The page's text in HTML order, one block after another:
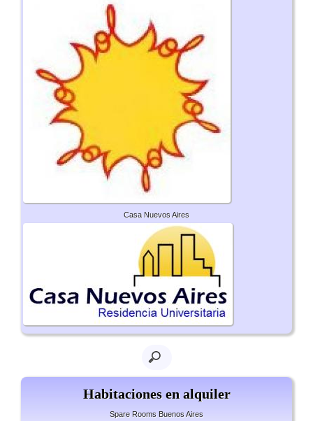
Casa Nuevos Aires
Habitaciones en alquiler
Spare Rooms Buenos Aires